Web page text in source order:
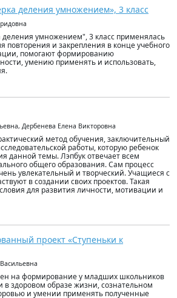
деления умножением», 3 класс
умножением", 3 класс применялась
повторения и закрепления в конце учебного
помогают формированию
умению применять и использовать,
Дербенева Елена Викторовна
метод обучения, заключительный
работы, которую ребенок
данной темы. Лэпбук отвечает всем
общего образования. Сам процесс
увлекательный и творческий. Учащиеся с
в создании своих проектов. Такая
для развития личности, мотивации и
проект «Ступеньки к
на формирование у младших школьников
в здоровом образе жизни, сознательном
и умении применять полученные